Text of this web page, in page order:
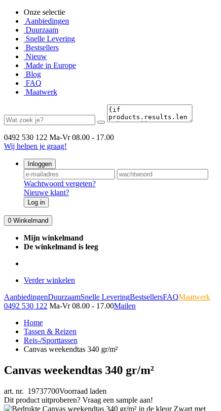
Onze selectie
Aanbiedingen
Duurzaam
Snelle Levering
Bestsellers
Nieuw
Made in Europe
Blog
FAQ
Maatwerk
0492 530 122 Ma-Vr 08.00 - 17.00
Wij helpen je graag!
Inloggen
Wachtwoord vergeten?
Nieuwe klant?
Log in
0 Winkelmand
Mijn winkelmand
De winkelmand is leeg
Verder winkelen
AanbiedingenDuurzaamSnelle LeveringBestsellersFAQMaatwerk
0492 530 122 Ma-Vr 08.00 - 17.00Mailen
Home
Tassen & Reizen
Reis-/Sporttassen
Canvas weekendtas 340 gr/m²
Canvas weekendtas 340 gr/m²
art. nr. 19737700Voorraad laden
Dit product uitproberen? Vraag een sample aan!